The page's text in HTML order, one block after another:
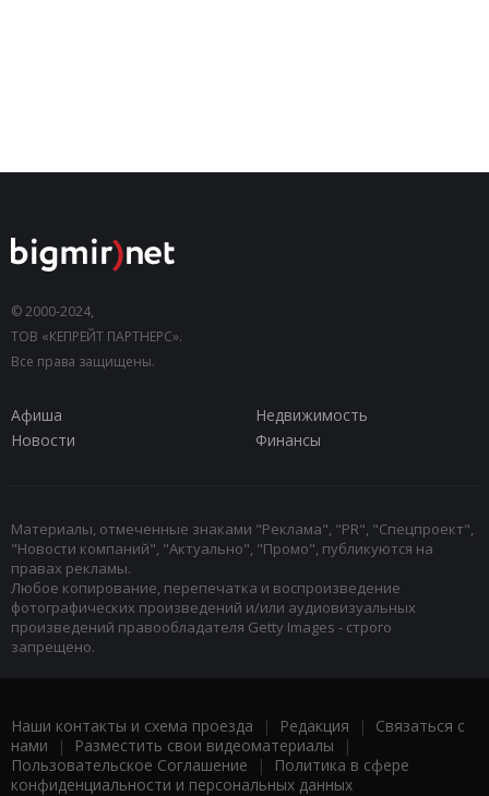
© 2000-2024,
ТОВ «КЕПРЕЙТ ПАРТНЕРС».
Все права защищены.
Афиша
Недвижимость
Новости
Финансы
Материалы, отмеченные знаками "Реклама", "PR", "Спецпроект",
"Новости компаний", "Актуально", "Промо", публикуются на
правах рекламы.
Любое копирование, перепечатка и воспроизведение
фотографических произведений и/или аудиовизуальных
произведений правообладателя Getty Images - строго
запрещено.
Наши контакты и схема проезда | Редакция | Связаться с
нами | Разместить свои видеоматериалы |
Пользовательское Соглашение |
Политика в сфере
конфиденциальности и персональных данных